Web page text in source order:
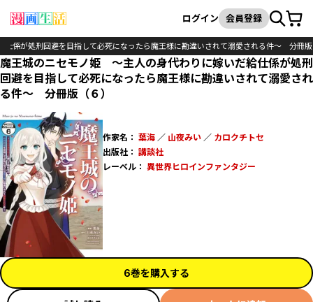
検索
ログイン 会員登録カート
係が処刑回避を目指して必死になったら魔王様に勘違いされて溺愛される件～ 分冊版
魔王城のニセモノ姫 ～主人の身代わりに嫁いだ給仕係が処刑
回避を目指して必死になったら魔王様に勘違いされて溺愛され
る件～ 分冊版（６）
作家名： 葉海／ 山夜みい／ カロクチトセ
出版社： 講談社
レーベル： 異世界ヒロインファンタジー
6巻を購入する